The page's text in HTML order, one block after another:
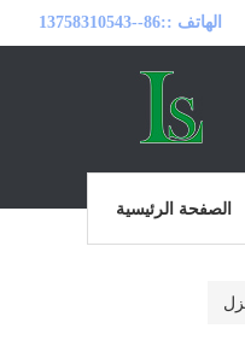
الهاتف ::86--13758310543
الصفحة الرئيسية